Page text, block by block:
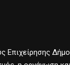
Επιχείρησης